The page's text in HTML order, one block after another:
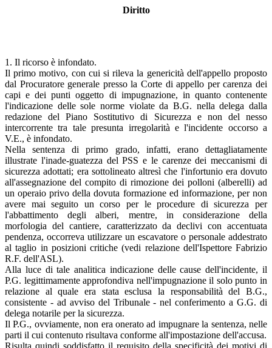
Diritto
1. Il ricorso è infondato.
Il primo motivo, con cui si rileva la genericità dell'appello proposto
dal Procuratore generale presso la Corte di appello per carenza dei
capi e dei punti oggetto di impugnazione, in quanto contenente
l'indicazione delle sole norme violate da B.G. nella delega dalla
redazione del Piano Sostitutivo di Sicurezza e non del nesso
intercorrente tra tale presunta irregolarità e l'incidente occorso a
V.E., è infondato.
Nella sentenza di primo grado, infatti, erano dettagliatamente
illustrate l'inade-guatezza del PSS e le carenze dei meccanismi di
sicurezza adottati; era sottolineato altresì che l'infortunio era dovuto
all'assegnazione del compito di rimozione dei polloni (alberelli) ad
un operaio privo della dovuta formazione ed informazione, per non
avere mai seguito un corso per le procedure di sicurezza per
l'abbattimento degli alberi, mentre, in considerazione della
morfologia del cantiere, caratterizzato da declivi con accentuata
pendenza, occorreva utilizzare un escavatore o personale addestrato
al taglio in posizioni critiche (vedi relazione dell'Ispettore Fabrizio
R.F. dell'ASL).
Alla luce di tale analitica indicazione delle cause dell'incidente, il
P.G. legittimamente approfondiva nell'impugnazione il solo punto in
relazione al quale era stata esclusa la responsabilità del B.G.,
consistente - ad avviso del Tribunale - nel conferimento a G.G. di
delega notarile per la sicurezza.
Il P.G., ovviamente, non era onerato ad impugnare la sentenza, nelle
parti il cui contenuto risultava conforme all'impostazione dell'accusa.
Risulta quindi soddisfatto il requisito della specificità dei motivi di